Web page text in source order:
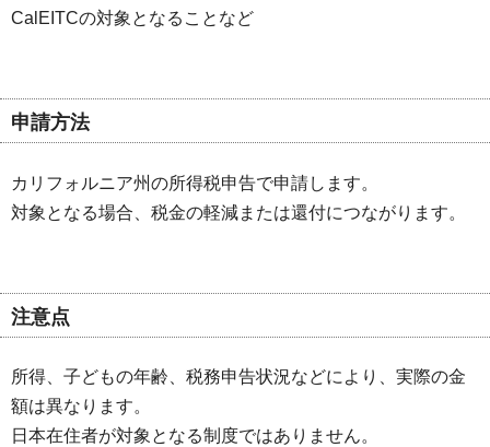
CalEITCの対象となることなど
申請方法
カリフォルニア州の所得税申告で申請します。
対象となる場合、税金の軽減または還付につながります。
注意点
所得、子どもの年齢、税務申告状況などにより、実際の金
額は異なります。
日本在住者が対象となる制度ではありません。